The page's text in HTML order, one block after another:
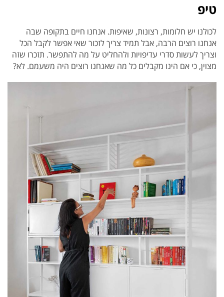
טיפ
לכולנו יש חלומות, רצונות, שאיפות. אנחנו חיים בתקופה שבה
אנחנו רוצים הרבה, אבל תמיד צריך לזכור שאי אפשר לקבל הכל
וצריך לעשות סדרי עדיפויות ולהחליט על מה להתפשר. תזכרו שזה
מצוין, כי אם הינו מקבלים כל מה שאנחנו רוצים היה משעמם. לא?